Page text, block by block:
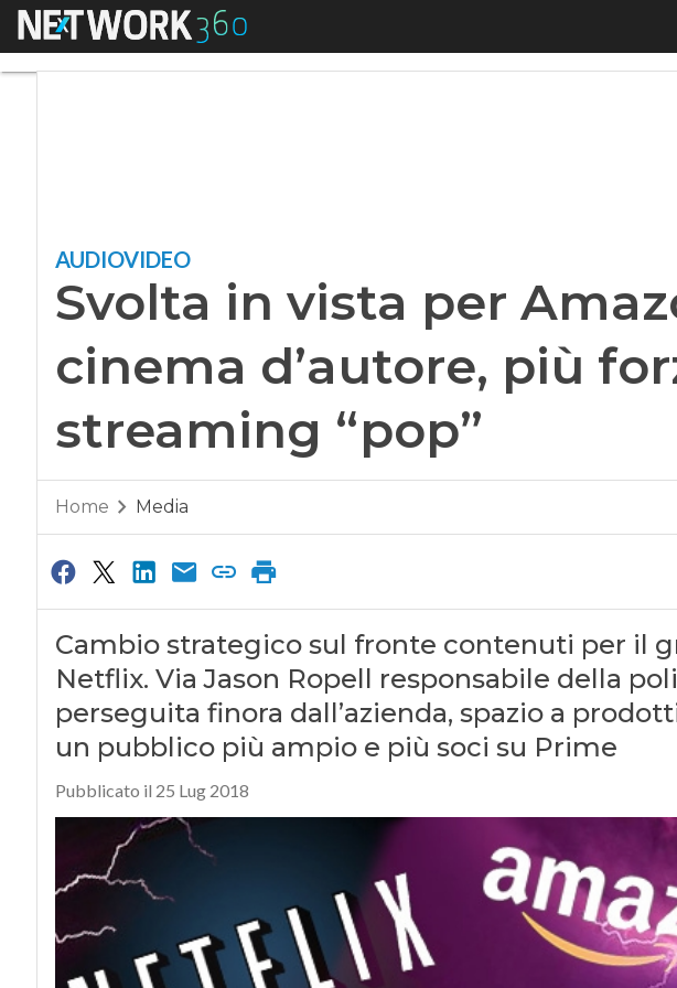
Menu Svolta in vista per Amazon: meno
AUDIOVIDEO
Svolta in vista per
cinema d’autore, più
streaming “pop”
Home Media
Cambio strategico sul fronte contenuti per il
Netflix. Via Jason Ropell responsabile della
perseguita finora dall’azienda, spazio a
un pubblico più ampio e più soci su Prime
Pubblicato il 25 Lug 2018